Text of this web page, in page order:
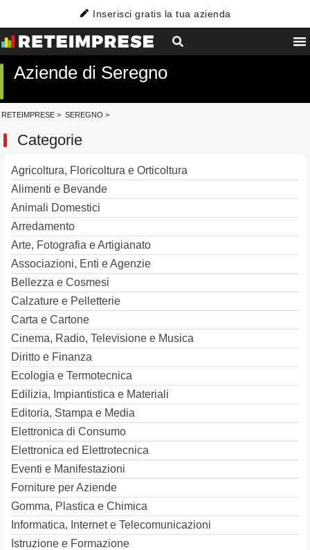
Inserisci gratis la tua azienda
Aziende di Seregno
RETEIMPRESE > SEREGNO >
Categorie
Agricoltura, Floricoltura e Orticoltura
Alimenti e Bevande
Animali Domestici
Arredamento
Arte, Fotografia e Artigianato
Associazioni, Enti e Agenzie
Bellezza e Cosmesi
Calzature e Pelletterie
Carta e Cartone
Cinema, Radio, Televisione e Musica
Diritto e Finanza
Ecologia e Termotecnica
Edilizia, Impiantistica e Materiali
Editoria, Stampa e Media
Elettronica di Consumo
Elettronica ed Elettrotecnica
Eventi e Manifestazioni
Forniture per Aziende
Gomma, Plastica e Chimica
Informatica, Internet e Telecomunicazioni
Istruzione e Formazione